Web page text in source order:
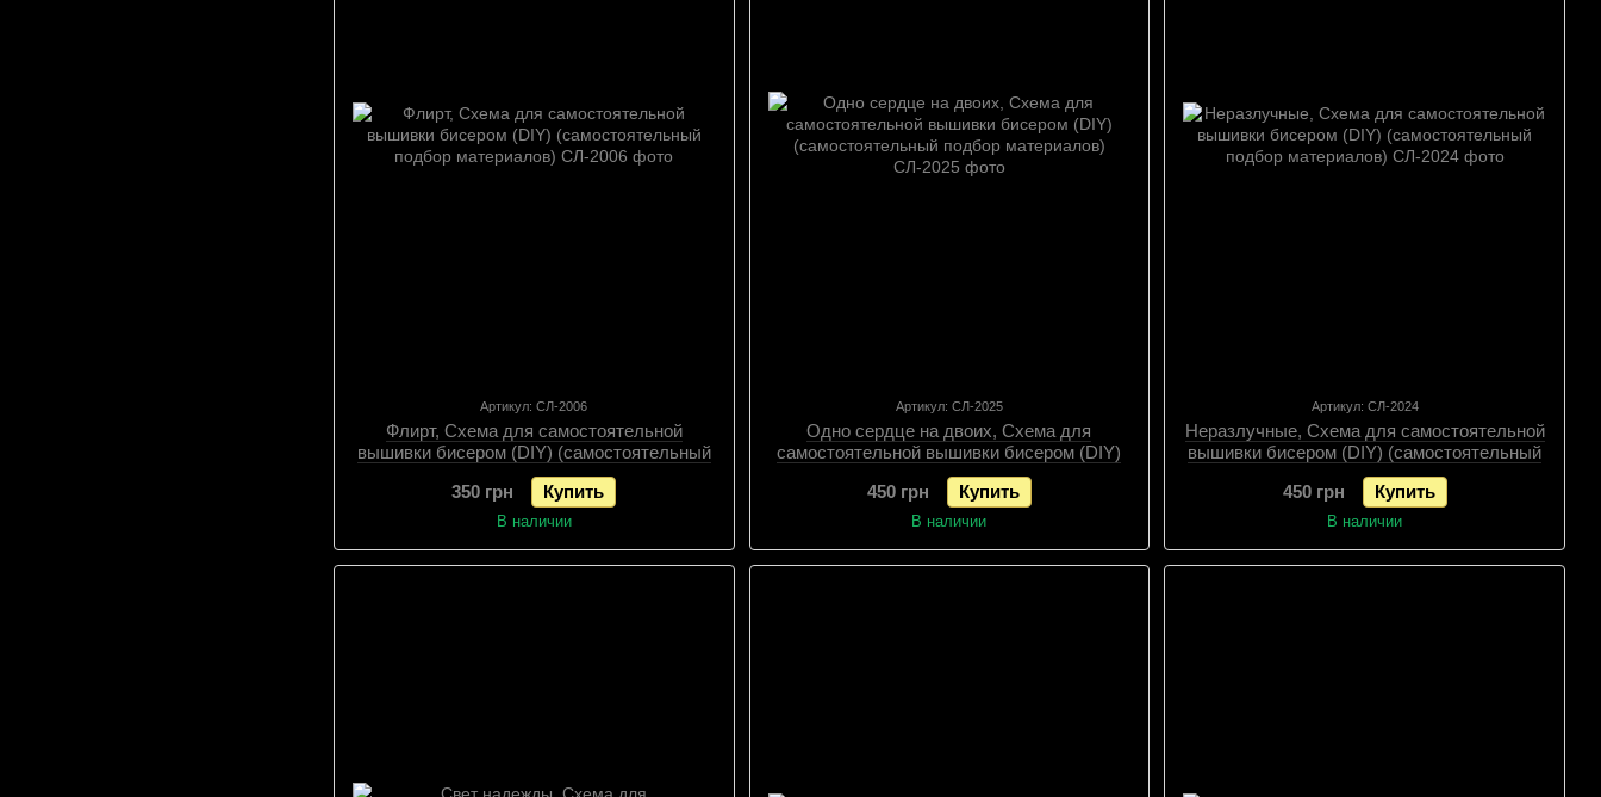
Артикул: СЛ-2006
Флирт, Схема для самостоятельной
вышивки бисером (DIY) (самостоятельный
подбор материалов), Схема
350 грн
Купить
В наличии
Артикул: СЛ-2025
Одно сердце на двоих, Схема для
самостоятельной вышивки бисером (DIY)
(самостоятельный подбор материалов),
Схема
450 грн Купить
В наличии
Артикул: СЛ-2024
Неразлучные, Схема для самостоятельной
вышивки бисером (DIY) (самостоятельный
подбор материалов), Схема
450 грн
Купить
В наличии